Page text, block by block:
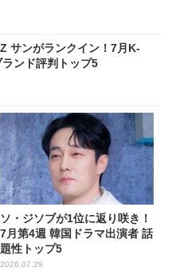
サンがランクイン！7月K-
ンド評判トップ5
ソ・ジソブが1位に返り咲き！
7月第4週 韓国ドラマ出演者 話
題性トップ5
2026.07.29